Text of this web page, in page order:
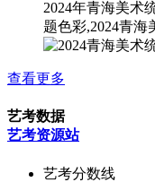
2024年青海美术
题色彩,2024青海
查看更多
艺考数据
艺考资源站
艺考分数线